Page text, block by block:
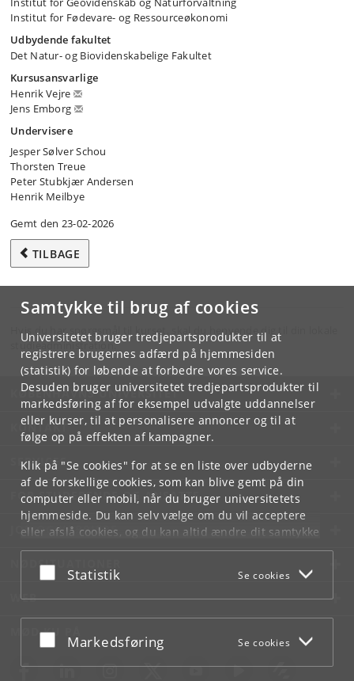
Samtykke til brug af cookies
Universitetet bruger tredjepartsprodukter til at
registrere brugernes adfærd på hjemmesiden
(statistik) for løbende at forbedre vores service.
Desuden bruger universitetet tredjepartsprodukter til
markedsføring af for eksempel udvalgte uddannelser
eller kurser, til at personalisere annoncer og til at
følge op på effekten af kampagner.
Klik på "Se cookies" for at se en liste over udbyderne
af de forskellige cookies, som kan blive gemt på din
computer eller mobil, når du bruger universitetets
hjemmeside. Du kan selv vælge om du vil acceptere
eller afslå cookies, og du kan altid ændre dit samtykke
underCookie- og privatlivspolitiksom du finder i
bunden af hver side.
Acceptér eller afslå
Statistik Se cookies
Acceptér eller afslå
Markedsføring Se cookies
Institut for Fødevare- og Ressourceøkonomi
Udbydende fakultet
Det Natur- og Biovidenskabelige Fakultet
Kursusansvarlige
Henrik Vejre
Jens Emborg
Undervisere
Jesper Sølver Schou
Thorsten Treue
Peter Stubkjær Andersen
Henrik Meilbye
Gemt den 23-02-2026
TILBAGE
Hvis du har spørgsmål til kurset, skal du henvende dig til din lokale
studieadministration.
KØBENHAVNS UNIVERSITET
KONTAKT
SERVICES
FOR STUDERENDE OG ANSATTE
JOB OG KARRIERE
NØDSITUATIONER
WEB
MØD KU PÅ